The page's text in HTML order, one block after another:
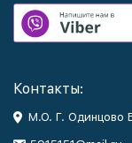
Контакты:
М.О. Г. Одинцово